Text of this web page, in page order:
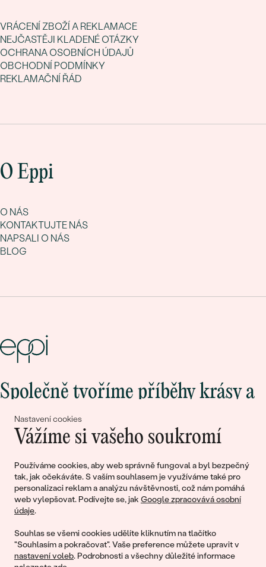
Nastavení cookies
Vážíme si vašeho soukromí
Používáme cookies, aby web správně fungoval a byl bezpečný
tak, jak očekáváte. S vaším souhlasem je využíváme také pro
personalizaci reklam a analýzu návštěvnosti, což nám pomáhá
web vylepšovat. Podívejte se, jak Google zpracovává osobní
údaje.
Souhlas se všemi cookies udělíte kliknutím na tlačítko
"Souhlasím a pokračovat". Vaše preference můžete upravit v
nastavení voleb. Podrobnosti a všechny důležité informace
VRÁCENÍ ZBOŽÍ A REKLAMACE
NEJČASTĚJI KLADENÉ OTÁZKY
OCHRANA OSOBNÍCH ÚDAJŮ
OBCHODNÍ PODMÍNKY
REKLAMAČNÍ ŘÁD
O Eppi
O NÁS
KONTAKTUJTE NÁS
NAPSALI O NÁS
BLOG
Společně tvoříme příběhy krásy a
lásky